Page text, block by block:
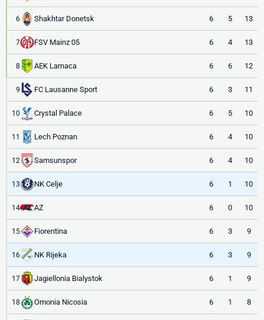
6 Shakhtar Donetsk 6 5 13
7 FSV Mainz 05 6 4 13
8 AEK Larnaca 6 6 12
9 FC Lausanne Sport 6 3 11
10 Crystal Palace 6 5 10
11 Lech Poznan 6 4 10
12 Samsunspor 6 4 10
13 NK Celje 6 1 10
14 AZ 6 0 10
15 Fiorentina 6 3 9
16 NK Rijeka 6 3 9
17 Jagiellonia Bialystok 6 1 9
18 Omonia Nicosia 6 1 8